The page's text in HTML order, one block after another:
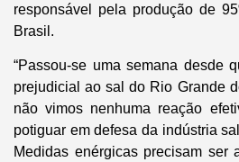
responsável pela produção de
Brasil.
“Passou-se uma semana desde
prejudicial ao sal do Rio Grande
não vimos nenhuma reação
potiguar em defesa da indústria
Medidas enérgicas precisam ser